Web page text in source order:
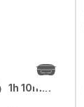
1h 10min